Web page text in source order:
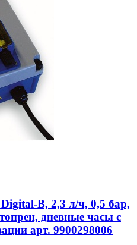
B, 2,3 л/ч, 0,5 бар,
дневные часы с
арт. 9900298006